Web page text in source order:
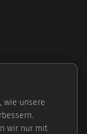
wie unsere
wir nur mit